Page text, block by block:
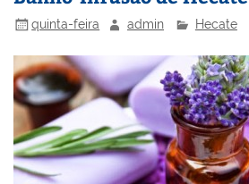
o
k
ai
l
quinta-feira admin Hecate